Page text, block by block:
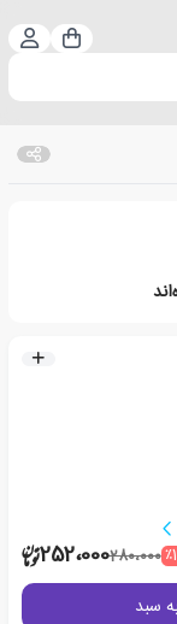
سبد
280،000252،000
سبد